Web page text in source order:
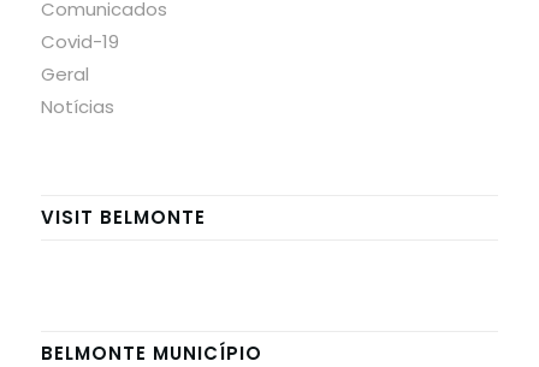
Comunicados
Covid-19
Geral
Notícias
VISIT BELMONTE
BELMONTE MUNICÍPIO